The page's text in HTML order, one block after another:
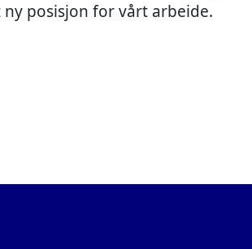
posisjon for vårt arbeide.